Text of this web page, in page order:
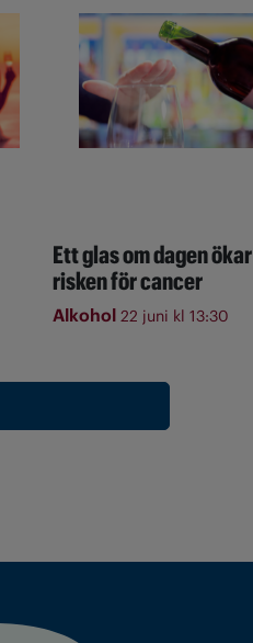
Ett glas om dagen ökar
risken för cancer
Alkohol 22 juni kl 13:30